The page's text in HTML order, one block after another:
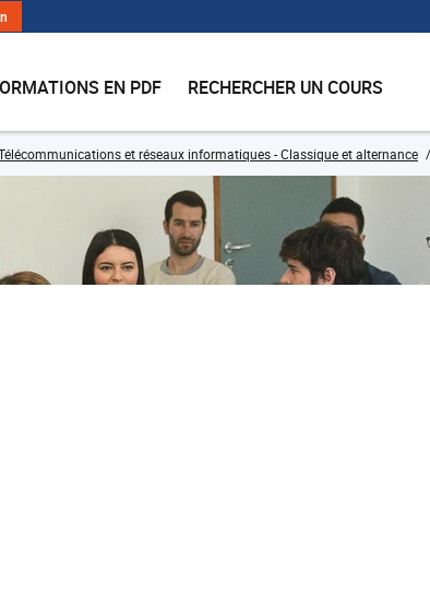
EN PDF RECHERCHER UN COURS
et réseaux informatiques - Classique et alternance